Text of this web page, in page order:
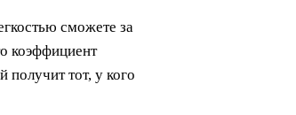
сможете за
коэффициент
тот, у кого